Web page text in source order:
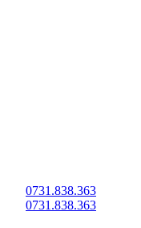
0731.838.363
0731.838.363